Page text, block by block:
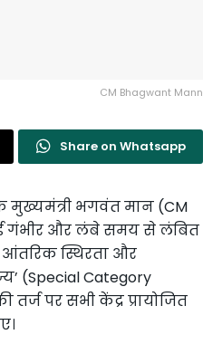
CM Bhagwant Mann
Share on Whatsapp
मुख्यमंत्री भगवंत मान (CM
गंभीर और लंबे समय से लंबित
आंतरिक स्थिरता और
(Special Category
तर्ज पर सभी केंद्र प्रायोजित